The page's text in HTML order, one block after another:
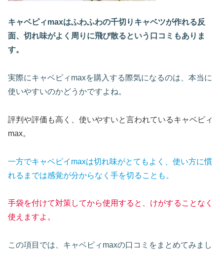
キャベピィmaxはふわふわの千切りキャベツが作れる反
面、切れ味がよく周りに飛び散るという口コミもありま
す。
実際にキャベピィmaxを購入する際気になるのは、本当に
使いやすいのかどうかですよね。
評判や評価も高く、使いやすいと言われているキャベピィ
max。
一方でキャベピイmaxは切れ味がとてもよく、使い方に慣
れるまでは感覚が分からなく手を切ることも。
手袋を付けて対策してから使用すると、けがすることなく
使えますよ。
この項目では、キャベピィmaxの口コミをまとめてみまし